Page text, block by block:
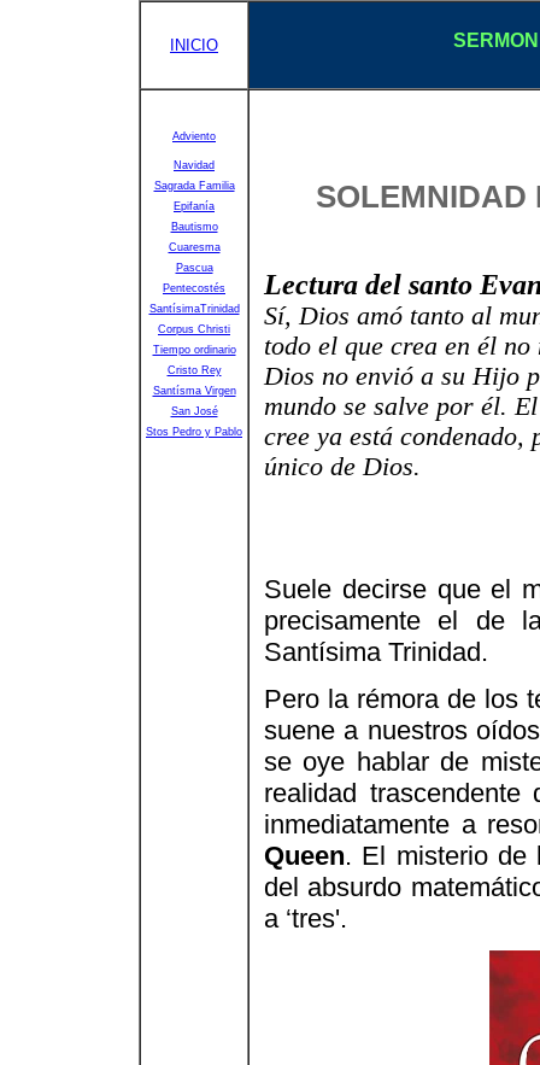
INICIO
Adviento
Navidad
Sagrada Familia
Epifanía
Bautismo
Cuaresma
Pascua
Pentecostés
SantísimaTrinidad
Corpus Christi
Tiempo ordinario
Cristo Rey
Santísma Virgen
San José
Stos Pedro y Pablo
SOLEMNIDAD
Lectura del santo
Sí, Dios amó tanto al
todo el que crea en él
Dios no envió a su Hijo
mundo se salve por él.
cree ya está
único de Dios.
Suele decirse que el
precisamente el de
Santísima Trinidad.
Pero la rémora de los
suene a nuestros
se oye hablar de
realidad
inmediatamente a
Queen. El misterio de
del absurdo
a ‘tres'.